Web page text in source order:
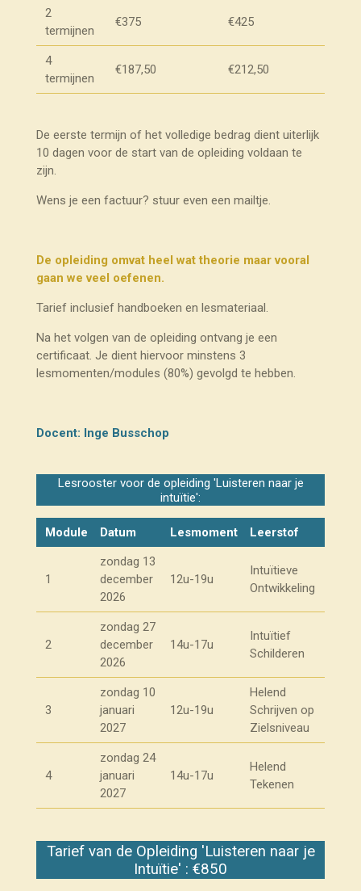
2
termijnen
€375 €425
4
termijnen
€187,50 €212,50
De eerste termijn of het volledige bedrag dient uiterlijk
10 dagen voor de start van de opleiding voldaan te
zijn.
Wens je een factuur? stuur even een mailtje.
De opleiding omvat heel wat theorie maar vooral
gaan we veel oefenen.
Tarief inclusief handboeken en lesmateriaal.
Na het volgen van de opleiding ontvang je een
certificaat. Je dient hiervoor minstens 3
lesmomenten/modules (80%) gevolgd te hebben.
Docent: Inge Busschop
Lesrooster voor de opleiding 'Luisteren naar je
intuïtie':
Module Datum Lesmoment Leerstof
1
zondag 13
december
2026
12u-19u
Intuïtieve
Ontwikkeling
2
zondag 27
december
2026
14u-17u
Intuïtief
Schilderen
3
zondag 10
januari
2027
12u-19u
Helend
Schrijven op
Zielsniveau
4
zondag 24
januari
2027
14u-17u
Helend
Tekenen
Tarief van de Opleiding 'Luisteren naar je
Intuïtie' : €850